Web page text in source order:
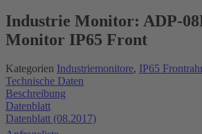
Industrie Monitor: ADP-
Monitor IP65 Front
Kategorien Industriemonitore, IP65
Technische Daten
Beschreibung
Datenblatt
Datenblatt (08.2017)